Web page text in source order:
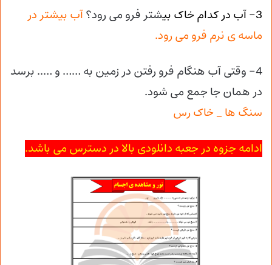
3- آب در کدام خاک بی شتر فرو می رود؟آب بیشتر در
ماسه ی نرم فرو می رود.
4- وقتی آب هنگام فرو رفتن در زمین به …… و ….. برسد
در همان جا جمع می شود.
سنگ ها _ خاک رس
ادامه جزوه در جعبه دانلودی بالا در دسترس می باشد.